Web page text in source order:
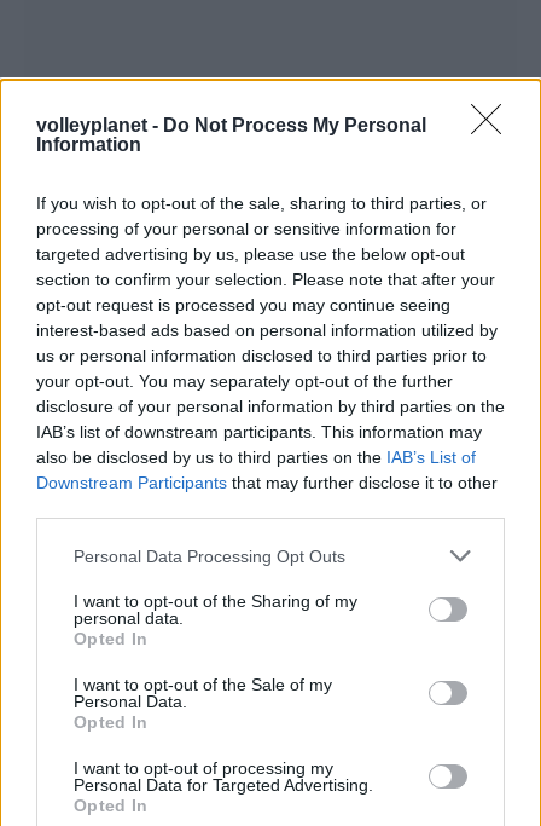
volleyplanet - Do Not Process My Personal
Information
If you wish to opt-out of the sale, sharing to third parties, or
processing of your personal or sensitive information for
targeted advertising by us, please use the below opt-out
section to confirm your selection. Please note that after your
opt-out request is processed you may continue seeing
interest-based ads based on personal information utilized by
us or personal information disclosed to third parties prior to
your opt-out. You may separately opt-out of the further
disclosure of your personal information by third parties on the
IAB’s list of downstream participants. This information may
also be disclosed by us to third parties on the IAB’s List of
Downstream Participants that may further disclose it to other
Please note that this website/app uses one or more Google
not limited to your visit or usage behaviour. You may click to
grant or deny consent to Google and its third-party tags to
use your data for below specified purposes in below Google
consent section.
Personal Data Processing Opt Outs
I want to opt-out of the Sharing of my
personal data.
Opted In
I want to opt-out of the Sale of my
Personal Data.
Opted In
I want to opt-out of processing my
Personal Data for Targeted Advertising.
Opted In